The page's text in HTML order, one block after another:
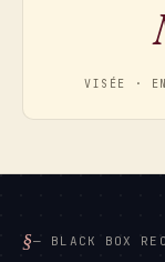
VISÉE ·
— BLACK BOX